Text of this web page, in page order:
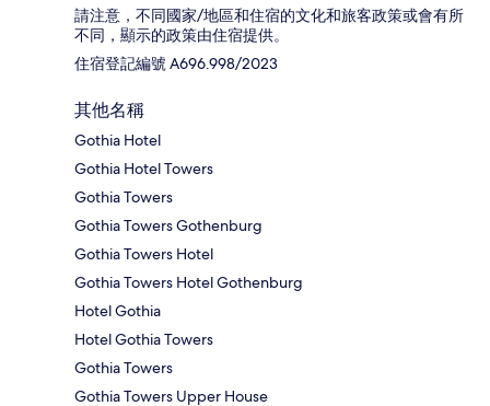
請注意，不同國家/地區和住宿的文化和旅客政策或會有所
不同，顯示的政策由住宿提供。
住宿登記編號 A696.998/2023
其他名稱
Gothia Hotel
Gothia Hotel Towers
Gothia Towers
Gothia Towers Gothenburg
Gothia Towers Hotel
Gothia Towers Hotel Gothenburg
Hotel Gothia
Hotel Gothia Towers
Gothia Towers
Gothia Towers Upper House